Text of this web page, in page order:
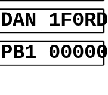
DAN 1F0RD
PB1 00000